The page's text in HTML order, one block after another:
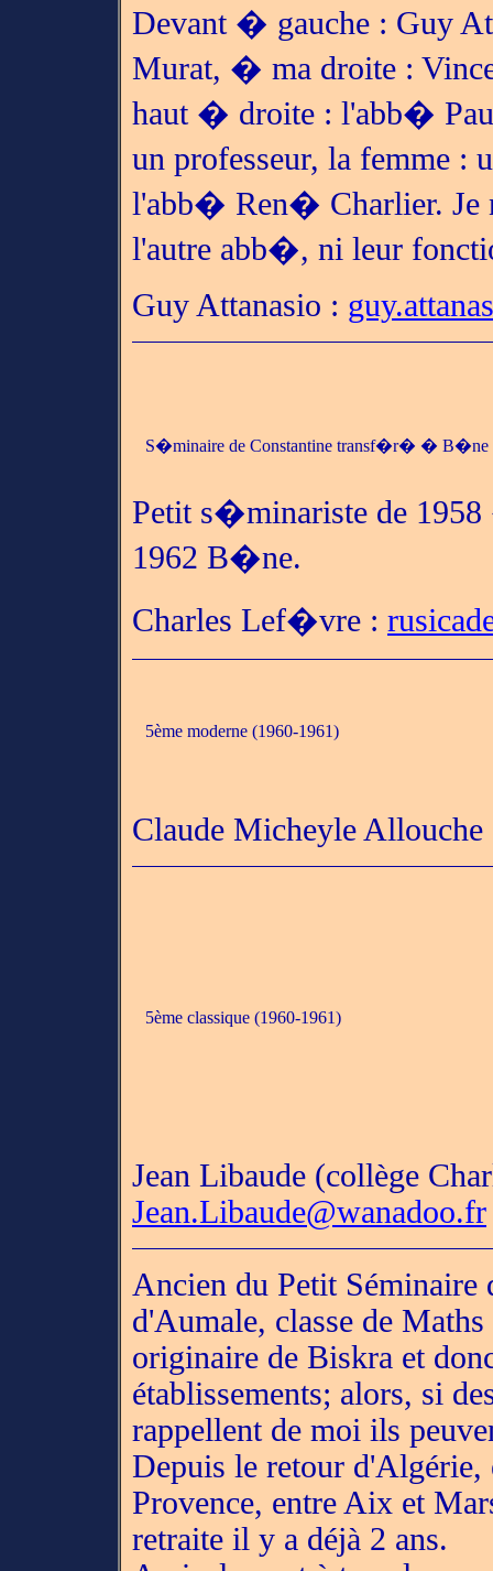
Devant � gauche : Guy
Murat, � ma droite :
haut � droite : l'abb�
un professeur, la femme :
l'abb� Ren� Charlier. Je
l'autre abb�, ni leur
Guy Attanasio :
S�minaire de Constantine transf�r� � B�ne
Petit s�minariste de
1962 B�ne.
Charles Lef�vre :
5ème moderne (1960-1961)
Claude Micheyle
5ème classique (1960-1961)
Jean Libaude (collège
Jean.Libaude@wanadoo.fr
Ancien du Petit Séminaire
d'Aumale, classe de
originaire de Biskra et
établissements; alors, si
rappellent de moi ils
Depuis le retour
Provence, entre Aix et
retraite il y a déjà 2 ans.